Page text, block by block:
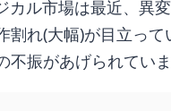
カル市場は最近、異
割れ(大幅)が目立っ
不振があげられていま